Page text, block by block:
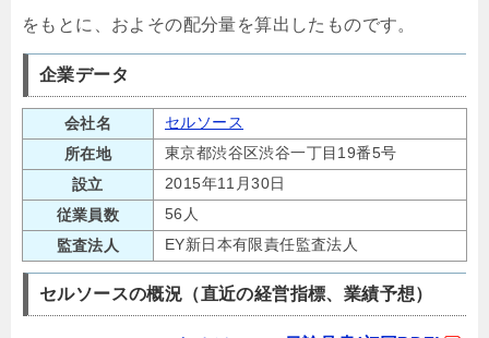
をもとに、およその配分量を算出したものです。
企業データ
会社名
セルソース
所在地
東京都渋谷区渋谷一丁目19番5号
設立
2015年11月30日
従業員数
56人
監査法人
EY新日本有限責任監査法人
セルソースの概況（直近の経営指標、業績予想）